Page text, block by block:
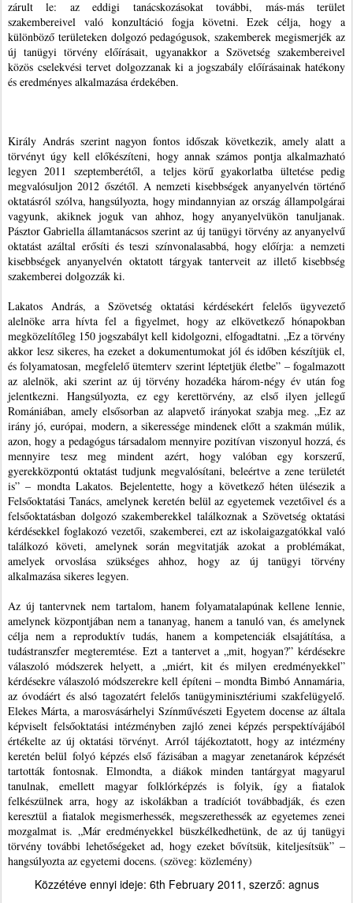
zárult le: az eddigi tanácskozásokat további, más-más terület
szakembereivel való konzultáció fogja követni. Ezek célja, hogy a
különböző területeken dolgozó pedagógusok, szakemberek megismerjék az
új tanügyi törvény előírásait, ugyanakkor a Szövetség szakembereivel
közös cselekvési tervet dolgozzanak ki a jogszabály előírásainak hatékony
és eredményes alkalmazása érdekében.
Király András szerint nagyon fontos időszak következik, amely alatt a
törvényt úgy kell előkészíteni, hogy annak számos pontja alkalmazható
legyen 2011 szeptemberétől, a teljes körű gyakorlatba ültetése pedig
megvalósuljon 2012 őszétől. A nemzeti kisebbségek anyanyelvén történő
oktatásról szólva, hangsúlyozta, hogy mindannyian az ország állampolgárai
vagyunk, akiknek joguk van ahhoz, hogy anyanyelvükön tanuljanak.
Pásztor Gabriella államtanácsos szerint az új tanügyi törvény az anyanyelvű
oktatást azáltal erősíti és teszi színvonalasabbá, hogy előírja: a nemzeti
kisebbségek anyanyelvén oktatott tárgyak tanterveit az illető kisebbség
szakemberei dolgozzák ki.
Lakatos András, a Szövetség oktatási kérdésekért felelős ügyvezető
alelnöke arra hívta fel a figyelmet, hogy az elkövetkező hónapokban
megközelítőleg 150 jogszabályt kell kidolgozni, elfogadtatni. „Ez a törvény
akkor lesz sikeres, ha ezeket a dokumentumokat jól és időben készítjük el,
és folyamatosan, megfelelő ütemterv szerint léptetjük életbe” – fogalmazott
az alelnök, aki szerint az új törvény hozadéka három-négy év után fog
jelentkezni. Hangsúlyozta, ez egy kerettörvény, az első ilyen jellegű
Romániában, amely elsősorban az alapvető irányokat szabja meg. „Ez az
irány jó, európai, modern, a sikeressége mindenek előtt a szakmán múlik,
azon, hogy a pedagógus társadalom mennyire pozitívan viszonyul hozzá, és
mennyire tesz meg mindent azért, hogy valóban egy korszerű,
gyerekközpontú oktatást tudjunk megvalósítani, beleértve a zene területét
is” – mondta Lakatos. Bejelentette, hogy a következő héten ülésezik a
Felsőoktatási Tanács, amelynek keretén belül az egyetemek vezetőivel és a
felsőoktatásban dolgozó szakemberekkel találkoznak a Szövetség oktatási
kérdésekkel foglakozó vezetői, szakemberei, ezt az iskolaigazgatókkal való
találkozó követi, amelynek során megvitatják azokat a problémákat,
amelyek orvoslása szükséges ahhoz, hogy az új tanügyi törvény
alkalmazása sikeres legyen.
Az új tantervnek nem tartalom, hanem folyamatalapúnak kellene lennie,
amelynek központjában nem a tananyag, hanem a tanuló van, és amelynek
célja nem a reproduktív tudás, hanem a kompetenciák elsajátítása, a
tudástranszfer megteremtése. Ezt a tantervet a „mit, hogyan?” kérdésekre
válaszoló módszerek helyett, a „miért, kit és milyen eredményekkel”
kérdésekre válaszoló módszerekre kell építeni – mondta Bimbó Annamária,
az óvodáért és alsó tagozatért felelős tanügyminisztériumi szakfelügyelő.
Elekes Márta, a marosvásárhelyi Színművészeti Egyetem docense az általa
képviselt felsőoktatási intézményben zajló zenei képzés perspektívájából
értékelte az új oktatási törvényt. Arról tájékoztatott, hogy az intézmény
keretén belül folyó képzés első fázisában a magyar zenetanárok képzését
tartották fontosnak. Elmondta, a diákok minden tantárgyat magyarul
tanulnak, emellett magyar folklórképzés is folyik, így a fiatalok
felkészülnek arra, hogy az iskolákban a tradíciót továbbadják, és ezen
keresztül a fiatalok megismerhessék, megszerethessék az egyetemes zenei
mozgalmat is. „Már eredményekkel büszkélkedhetünk, de az új tanügyi
törvény további lehetőségeket ad, hogy ezeket bővítsük, kiteljesítsük” –
hangsúlyozta az egyetemi docens. (szöveg: közlemény)
Közzétéve ennyi ideje: 6th February 2011 , szerző: agnus